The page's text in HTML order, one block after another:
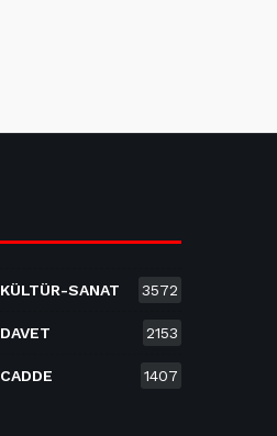
KÜLTÜR-SANAT 3572
DAVET 2153
CADDE 1407